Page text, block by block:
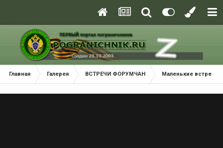
Главная Галерея ВСТРЕЧИ ФОРУМЧАН Маленькие встречи